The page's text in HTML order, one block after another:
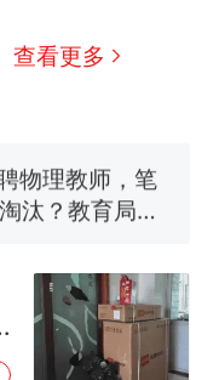
查看更多
上楼！女子傻
考试，成绩全
物理教师，笔
汰？教育局：
了！
菜刀的女孩，
回家”改写了